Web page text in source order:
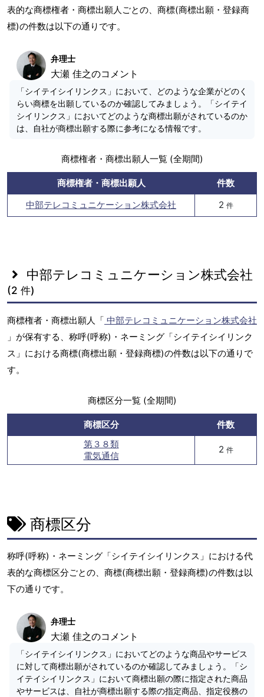
表的な商標権者・商標出願人ごとの、商標(商標出願・登録商
標)の件数は以下の通りです。
弁理士
大瀬 佳之のコメント
「シイテイシイリンクス」において、どのような企業がどのく
らい商標を出願しているのか確認してみましょう。「シイテイ
シイリンクス」においてどのような商標出願がされているのか
は、自社が商標出願する際に参考になる情報です。
商標権者・商標出願人一覧 (全期間)
商標権者・商標出願人
件数
中部テレコミュニケーション株式会社
2 件
中部テレコミュニケーション株式会社
(2 件)
商標権者・商標出願人「 中部テレコミュニケーション株式会社
」が保有する、称呼(呼称)・ネーミング「シイテイシイリンク
ス」における商標(商標出願・登録商標)の件数は以下の通りで
す。
商標区分一覧 (全期間)
商標区分
件数
第３８類
電気通信
2 件
商標区分
称呼(呼称)・ネーミング「シイテイシイリンクス」における代
表的な商標区分ごとの、商標(商標出願・登録商標)の件数は以
下の通りです。
弁理士
大瀬 佳之のコメント
「シイテイシイリンクス」においてどのような商品やサービス
に対して商標出願がされているのか確認してみましょう。「シ
イテイシイリンクス」において商標出願の際に指定された商品
やサービスは、自社が商標出願する際の指定商品、指定役務の